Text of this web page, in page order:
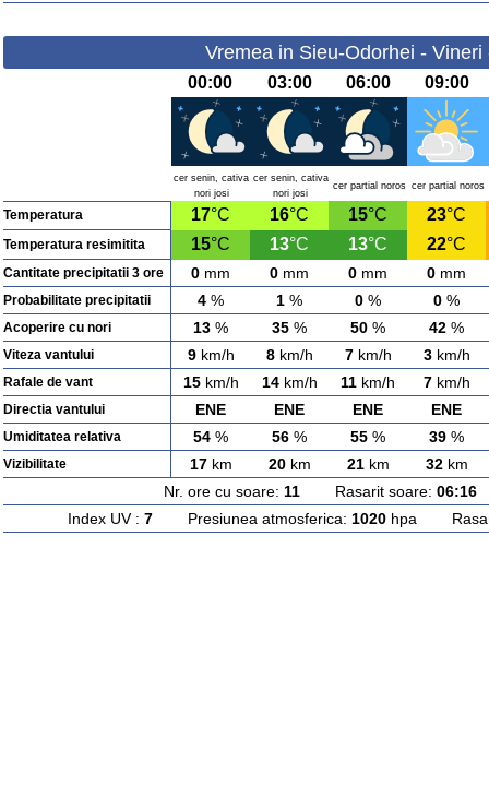
Vremea in Sieu-Odorhei - Vineri
00:00 03:00 06:00 09:00
cer senin, cativa
nori josi
cer senin, cativa
nori josi
cer partial noros cer partial noros
Temperatura 17°C 16°C 15°C 23°C
Temperatura resimitita 15°C 13°C 13°C 22°C
Cantitate precipitatii 3 ore 0 mm 0 mm 0 mm 0 mm
Probabilitate precipitatii 4 % 1 % 0 % 0 %
Acoperire cu nori 13 % 35 % 50 % 42 %
Viteza vantului 9km/h 8km/h 7km/h 3km/h
Rafale de vant 15km/h 14km/h 11 km/h 7km/h
Directia vantului ENE ENE ENE ENE
Umiditatea relativa 54 % 56 % 55 % 39 %
Vizibilitate 17km 20km 21km 32km
Nr. ore cu soare: 11 Rasarit soare: 06:16
Index UV : 7Presiunea atmosferica: 1020hpa